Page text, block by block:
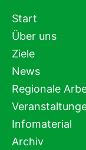
Start
Über uns
Ziele
News
Regionale
Infomaterial
Archiv